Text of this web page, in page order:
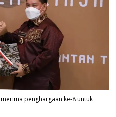
penghargaan ke-8 untuk